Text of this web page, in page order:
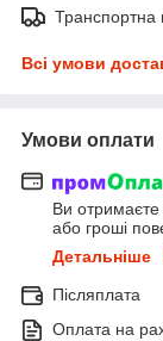
Транспортна
Всі умови
Умови оплати
Ви
або гроші
Детальніше
Післяплата
Оплата на